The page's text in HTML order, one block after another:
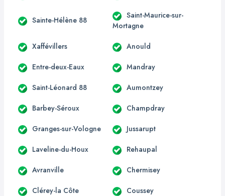
Sainte-Hélène 88
Saint-Maurice-sur-
Mortagne
Xaffévillers Anould
Entre-deux-Eaux Mandray
Saint-Léonard 88 Aumontzey
Barbey-Séroux Champdray
Granges-sur-Vologne Jussarupt
Laveline-du-Houx Rehaupal
Avranville Chermisey
Clérey-la Côte Coussey